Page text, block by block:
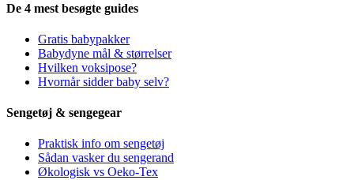
De 4 mest besøgte guides
Gratis babypakker
Babydyne mål & størrelser
Hvilken voksipose?
Hvornår sidder baby selv?
Sengetøj & sengegear
Praktisk info om sengetøj
Sådan vasker du sengerand
Økologisk vs Oeko-Tex